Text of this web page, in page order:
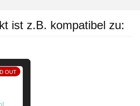
ist z.B. kompatibel zu:
OUT